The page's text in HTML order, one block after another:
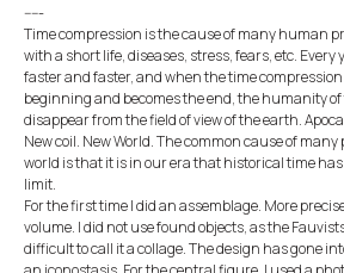
-----
Time compression is the cause of many human
with a short life, diseases, stress, fears, etc. Every
faster and faster, and when the time
beginning and becomes the end, the humanity
disappear from the field of view of the earth.
New coil. New World. The common cause of
world is that it is in our era that historical time
limit.
For the first time I did an assemblage. More
volume. I did not use found objects, as the
difficult to call it a collage. The design has gone